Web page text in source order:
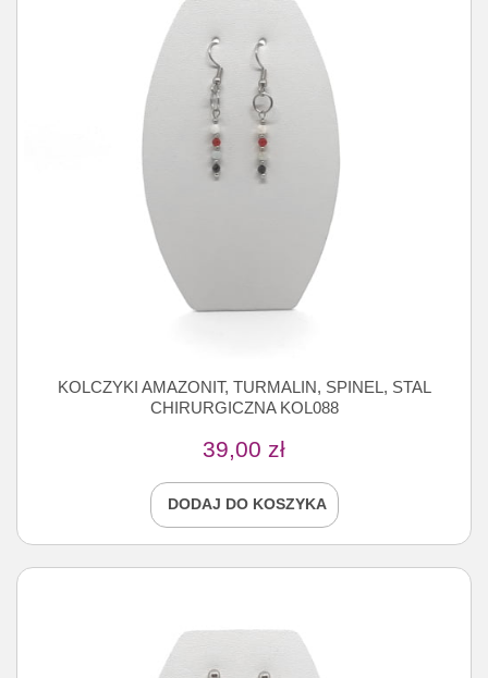
KOLCZYKI AMAZONIT, TURMALIN, SPINEL, STAL
CHIRURGICZNA KOL088
39,00 zł
DODAJ DO KOSZYKA